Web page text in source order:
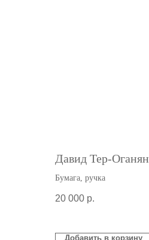
Давид Тер-Оганян
Бумага, ручка
20 000 р.
Добавить в корзину